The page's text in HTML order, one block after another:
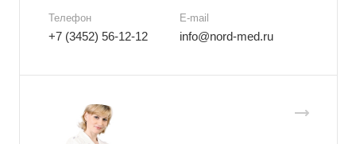
Телефон
+7 (3452) 56-12-12
E-mail
info@nord-med.ru